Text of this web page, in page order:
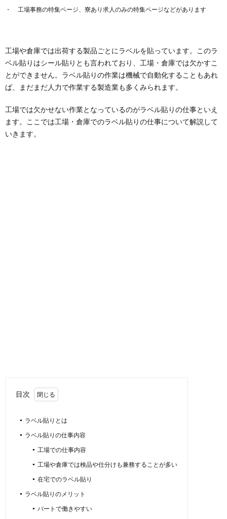
工場事務の特集ページ、寮あり求人のみの特集ページなどがあります
工場や倉庫では出荷する製品ごとにラベルを貼っています。このラ
ベル貼りはシール貼りとも言われており、工場・倉庫では欠かすこ
とができません。ラベル貼りの作業は機械で自動化することもあれ
ば、まだまだ人力で作業する製造業も多くみられます。
工場では欠かせない作業となっているのがラベル貼りの仕事といえ
ます。ここでは工場・倉庫でのラベル貼りの仕事について解説して
いきます。
目次
ラベル貼りとは
ラベル貼りの仕事内容
工場での仕事内容
工場や倉庫では検品や仕分けも兼務することが多い
在宅でのラベル貼り
ラベル貼りのメリット
パートで働きやすい